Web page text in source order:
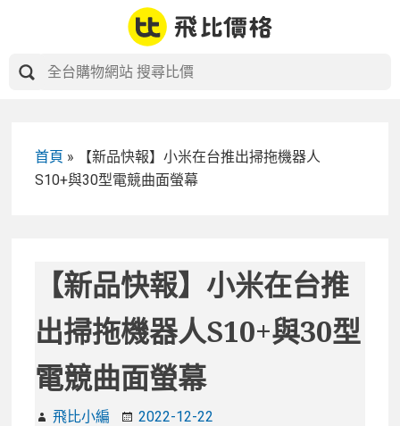
首頁 »
【新品快報】小米在台推出掃拖機器人
S10+與30型電競曲面螢幕
【新品快報】小米在台推
出掃拖機器人S10+與30型
電競曲面螢幕
飛比小編 2022-12-22